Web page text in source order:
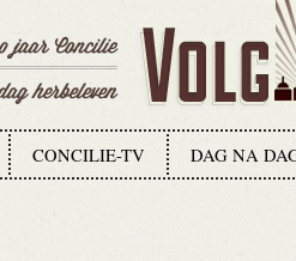
CONCILIE-TV DAG NA